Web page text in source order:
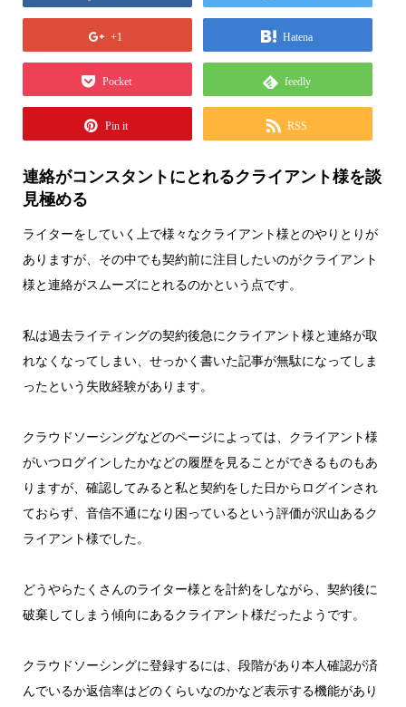
+1 Hatena
Pocket feedly
Pin it RSS
連絡がコンスタントにとれるクライアント様を談
見極める
ライターをしていく上で様々なクライアント様とのやりとりが
ありますが、その中でも契約前に注目したいのがクライアント
様と連絡がスムーズにとれるのかという点です。
私は過去ライティングの契約後急にクライアント様と連絡が取
れなくなってしまい、せっかく書いた記事が無駄になってしま
ったという失敗経験があります。
クラウドソーシングなどのページによっては、クライアント様
がいつログインしたかなどの履歴を見ることができるものもあ
りますが、確認してみると私と契約をした日からログインされ
ておらず、音信不通になり困っているという評価が沢山あるク
ライアント様でした。
どうやらたくさんのライター様とを計約をしながら、契約後に
破棄してしまう傾向にあるクライアント様だったようです。
クラウドソーシングに登録するには、段階があり本人確認が済
んでいるか返信率はどのくらいなのかなど表示する機能があり